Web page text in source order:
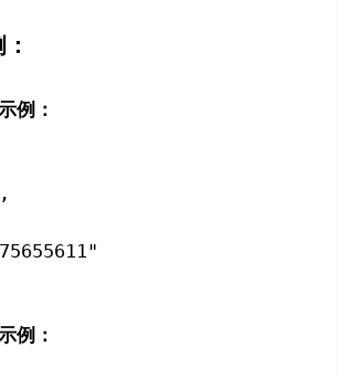
例：
例：